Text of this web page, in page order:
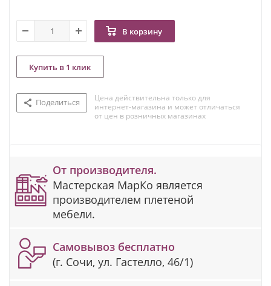
В корзину
Купить в 1 клик
Поделиться
Цена действительна только для
интернет-магазина и может отличаться
от цен в розничных магазинах
От производителя.
Мастерская МарКо является
производителем плетеной
мебели.
Самовывоз бесплатно
(г. Сочи, ул. Гастелло, 46/1)